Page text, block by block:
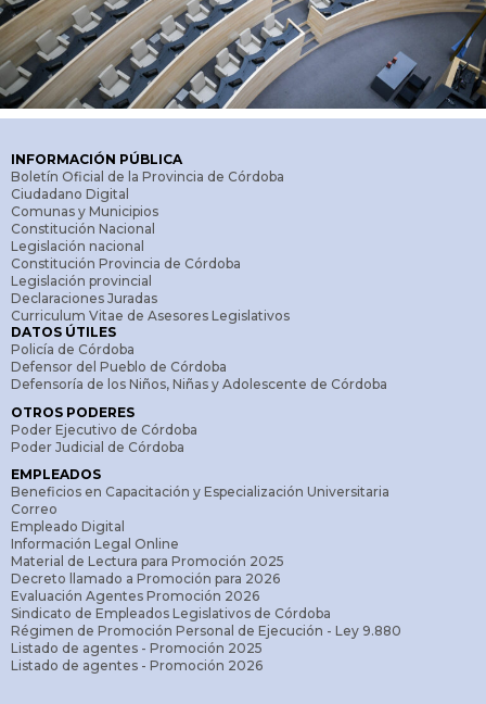
INFORMACIÓN PÚBLICA
Boletín Oficial de la Provincia de Córdoba
Ciudadano Digital
Comunas y Municipios
Constitución Nacional
Legislación nacional
Constitución Provincia de Córdoba
Legislación provincial
Declaraciones Juradas
Curriculum Vitae de Asesores Legislativos
DATOS ÚTILES
Policía de Córdoba
Defensor del Pueblo de Córdoba
Defensoría de los Niños, Niñas y Adolescente de Córdoba
OTROS PODERES
Poder Ejecutivo de Córdoba
Poder Judicial de Córdoba
EMPLEADOS
Beneficios en Capacitación y Especialización Universitaria
Correo
Empleado Digital
Información Legal Online
Material de Lectura para Promoción 2025
Decreto llamado a Promoción para 2026
Evaluación Agentes Promoción 2026
Sindicato de Empleados Legislativos de Córdoba
Régimen de Promoción Personal de Ejecución - Ley 9.880
Listado de agentes - Promoción 2025
Listado de agentes - Promoción 2026